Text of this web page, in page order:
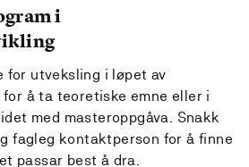
i
for utveksling i løpet av
å ta teoretiske emne eller i
med masteroppgåva. Snakk
fagleg kontaktperson for å finne
passar best å dra.